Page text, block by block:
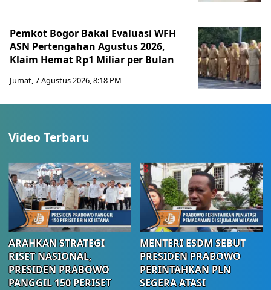
Pemkot Bogor Bakal Evaluasi WFH
ASN Pertengahan Agustus 2026,
Klaim Hemat Rp1 Miliar per Bulan
Jumat, 7 Agustus 2026, 8:18 PM
Video Terbaru
ARAHKAN STRATEGI
RISET NASIONAL,
PRESIDEN PRABOWO
PANGGIL 150 PERISET
MENTERI ESDM SEBUT
PRESIDEN PRABOWO
PERINTAHKAN PLN
SEGERA ATASI